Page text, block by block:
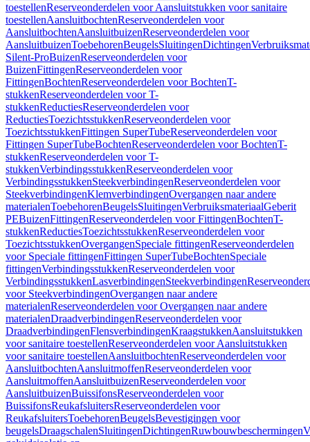
toestellenReserveonderdelen voor Aansluitstukken voor sanitaire
toestellenAansluitbochtenReserveonderdelen voor
AansluitbochtenAansluitbuizenReserveonderdelen voor
AansluitbuizenToebehorenBeugelsSluitingenDichtingen
Silent-ProBuizenReserveonderdelen voor
BuizenFittingenReserveonderdelen voor
FittingenBochtenReserveonderdelen voor BochtenT-
stukkenReserveonderdelen voor T-
stukkenReductiesReserveonderdelen voor
ReductiesToezichtsstukkenReserveonderdelen voor
ToezichtsstukkenFittingen SuperTubeReserveonderdelen voor
Fittingen SuperTubeBochtenReserveonderdelen voor BochtenT-
stukkenReserveonderdelen voor T-
stukkenVerbindingsstukkenReserveonderdelen voor
VerbindingsstukkenSteekverbindingenReserveonderdelen voor
SteekverbindingenKlemverbindingenOvergangen naar andere
materialenToebehorenBeugelsSluitingenVerbruiksmateriaalGeberit
PEBuizenFittingenReserveonderdelen voor FittingenBochtenT-
stukkenReductiesToezichtsstukkenReserveonderdelen voor
ToezichtsstukkenOvergangenSpeciale fittingenReserveonderdelen
voor Speciale fittingenFittingen SuperTubeBochtenSpeciale
fittingenVerbindingsstukkenReserveonderdelen voor
VerbindingsstukkenLasverbindingenSteekverbindingen
voor SteekverbindingenOvergangen naar andere
materialenReserveonderdelen voor Overgangen naar andere
materialenDraadverbindingenReserveonderdelen voor
DraadverbindingenFlensverbindingenKraagstukkenAansluitstukken
voor sanitaire toestellenReserveonderdelen voor Aansluitstukken
voor sanitaire toestellenAansluitbochtenReserveonderdelen voor
AansluitbochtenAansluitmoffenReserveonderdelen voor
AansluitmoffenAansluitbuizenReserveonderdelen voor
AansluitbuizenBuissifonsReserveonderdelen voor
BuissifonsReukafsluitersReserveonderdelen voor
ReukafsluitersToebehorenBeugelsBevestigingen voor
beugelsDraagschalenSluitingenDichtingenRuwbouwbeschermingen